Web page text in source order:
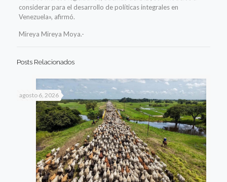
considerar para el desarrollo de políticas integrales en
Venezuela», afirmó.
Mireya Mireya Moya.-
Posts Relacionados
agosto 6, 2026